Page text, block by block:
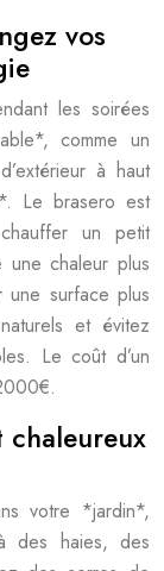
vos
les soirées
comme un
à haut
Le brasero est
un petit
chaleur plus
surface plus
et évitez
Le coût d’un
chaleureux
votre *jardin*,
des haies, des